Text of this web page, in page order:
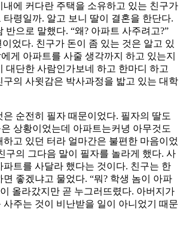
내에 커다란 주택을 소유하고 있는 친구가
타령일까. 알고 보니 딸이 결혼을 한단다.
반으로 말했다. “왜? 아파트 사주려고?”
었다. 친구가 돈이 좀 있는 것은 알고 있
게 아파트를 사줄 생각까지 하고 있는지
대단한 사람인가보네 하고 한마디 하고
구의 사윗감은 박사과정을 밟고 있는 대학
은 순전히 필자 때문이었다. 필자의 딸도
상황이었는데 아파트는커녕 아무것도
고 있던 터라 얼마간은 불편한 마음이었
구의 그다음 말이 필자를 놀라게 했다. 사
파트를 사달라 했다는 것이다. 친구는 한
좋겠냐고 물었다. “뭐? 학생 놈이 아파
올라갔지만 곧 누그러뜨렸다. 아버지가
사주는 것이 비난받을 일이 아니었기 때문